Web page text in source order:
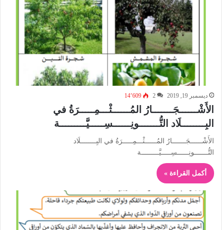
ديسمبر 19, 2019 2 14٬609
الأَشْــــــجَـــــــارُ المُــــــثْـــمِـــــرَةُ في
البِــــــــلَاد التُّـــــــونِــــــسِـــــيَّـــــــــة
الأَشْــــــجَـــــــارُ المُــــــثْـــمِـــــرَةُ في البِــــــــلَاد
التُّـــــــونِــــــسِـــــيَّـــــــــة
أكمل القراءة »